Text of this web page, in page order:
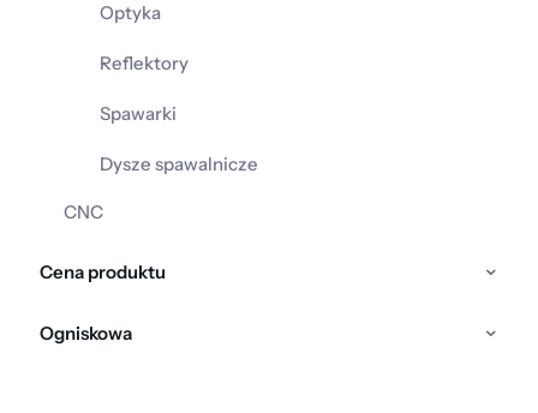
Optyka
Reflektory
Spawarki
Dysze spawalnicze
CNC
Cena produktu
Ogniskowa